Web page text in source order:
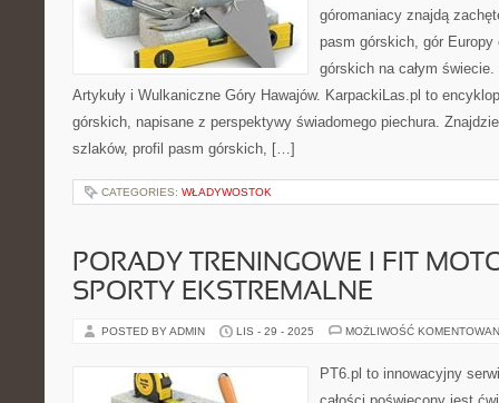
góromaniacy znajdą
pasm górskich, gór Europy
górskich na całym
Artykuły i Wulkaniczne Góry Hawajów. KarpackiLas.pl to
górskich, napisane z perspektywy świadomego piechura.
szlaków, profil pasm górskich, […]
CATEGORIES: WŁADYWOSTOK
PORADY TRENINGOWE I FIT
SPORTY EKSTREMALNE
POSTED BY ADMIN LIS - 29 - 2025 MOŻLIWOŚĆ
PT6.pl to innowacyjny